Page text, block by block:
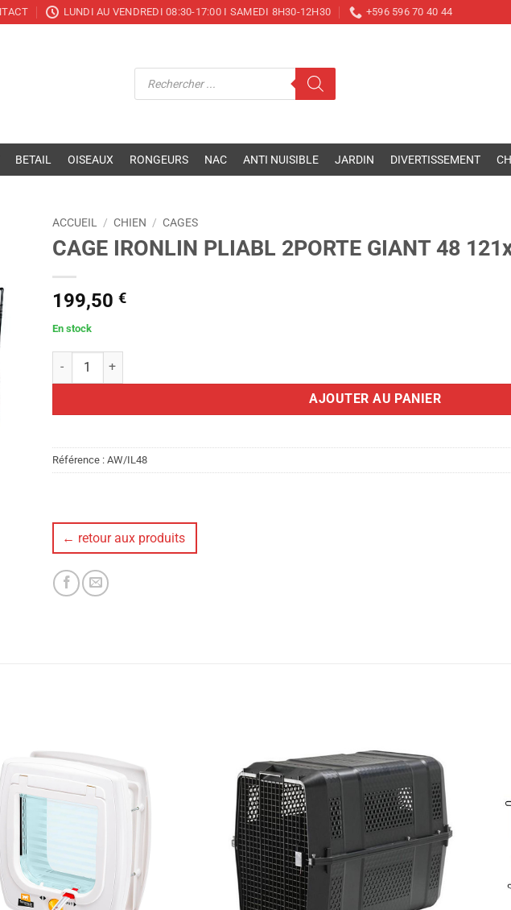
LUNDI AU VENDREDI 08:30-17:00 I SAMEDI 8H30-12H30 +596 596 70 40 44
Recherche
BETAIL OISEAUX RONGEURS NAC ANTI NUISIBLE JARDIN DIVERTISSEMENT
ACCUEIL / CHIEN / CAGES
CAGE IRONLIN PLIABL 2PORTE GIANT 48
199,50 €
En stock
quantité de CAGE IRONLIN PLIABL 2PORTE GIANT 48 121x74x81cm
AJOUTER AU PANIER
Référence : AW/IL48
← retour aux produits
Ajouter
à la liste
de
souhaits